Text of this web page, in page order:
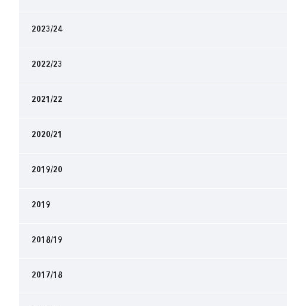
2023/24
2022/23
2021/22
2020/21
2019/20
2019
2018/19
2017/18